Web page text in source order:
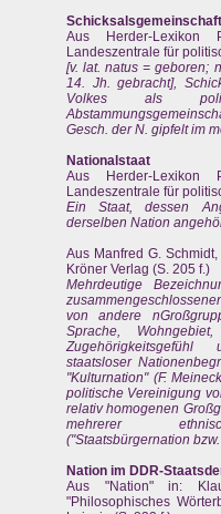
Schicksalsgemeinschaft
Aus Herder-
Landeszentrale für
[v. lat. natus = geboren;
14. Jh. gebracht],
Volkes als
Gesch. der N. gipfelt im
Nationalstaat
Aus Herder-
Landeszentrale für
Ein Staat, dessen
derselben Nation
Aus Manfred G.
Kröner Verlag (S. 205 f.)
Mehrdeutige
von andere
Sprache,
staatsloser
"Kulturnation" (F.
politische Vereinigung
relativ homogenen
mehrerer
("Staatsbürgernation
Nation im DDR-
Aus "Nation" in:
"Philosophisches